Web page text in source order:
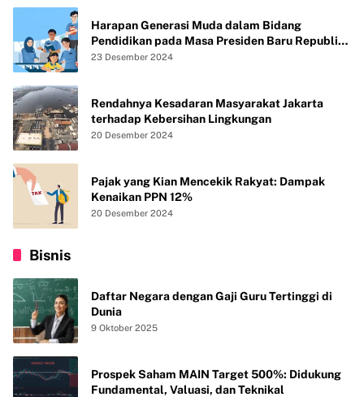
Harapan Generasi Muda dalam Bidang
Pendidikan pada Masa Presiden Baru Republik
Indonesia
23 Desember 2024
Rendahnya Kesadaran Masyarakat Jakarta
terhadap Kebersihan Lingkungan
20 Desember 2024
Pajak yang Kian Mencekik Rakyat: Dampak
Kenaikan PPN 12%
20 Desember 2024
Bisnis
Daftar Negara dengan Gaji Guru Tertinggi di
Dunia
9 Oktober 2025
Prospek Saham MAIN Target 500%: Didukung
Fundamental, Valuasi, dan Teknikal